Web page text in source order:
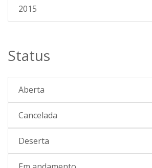
2015
Status
Aberta
Cancelada
Deserta